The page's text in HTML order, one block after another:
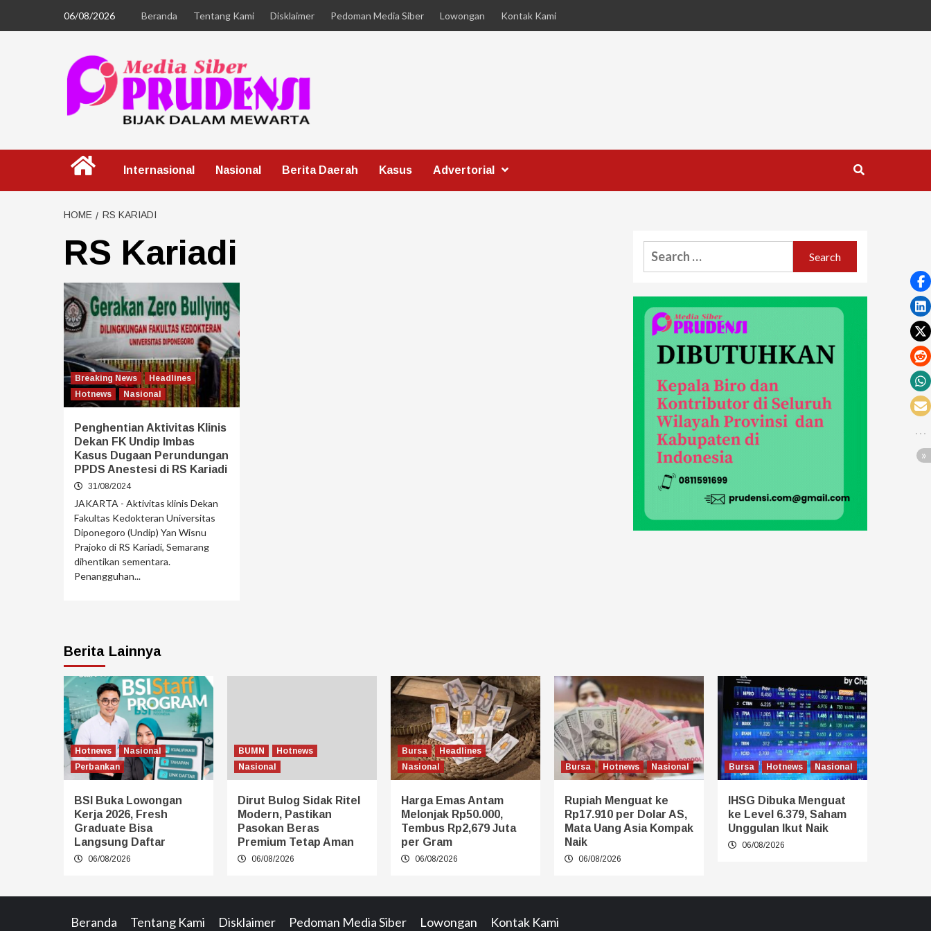
06/08/2026 Beranda Tentang Kami Disklaimer Pedoman Media Siber Lowongan Kontak Kami
Internasional Nasional Berita Daerah Kasus Advertorial
HOME RS KARIADI
RS Kariadi
Breaking News
Headlines
Hotnews
Nasional
Penghentian Aktivitas Klinis
Dekan FK Undip Imbas
Kasus Dugaan Perundungan
PPDS Anestesi di RS Kariadi
31/08/2024
JAKARTA - Aktivitas klinis Dekan
Fakultas Kedokteran Universitas
Diponegoro (Undip) Yan Wisnu
Prajoko di RS Kariadi, Semarang
dihentikan sementara.
Penangguhan...
Berita Lainnya
Hotnews
Nasional
Perbankan
BSI Buka Lowongan
Kerja 2026, Fresh
Graduate Bisa
Langsung Daftar
06/08/2026
BUMN
Hotnews
Nasional
Dirut Bulog Sidak Ritel
Modern, Pastikan
Pasokan Beras
Premium Tetap Aman
06/08/2026
Bursa
Headlines
Nasional
Harga Emas Antam
Melonjak Rp50.000,
Tembus Rp2,679 Juta
per Gram
06/08/2026
Bursa Hotnews Nasional
Rupiah Menguat ke
Rp17.910 per Dolar AS,
Mata Uang Asia Kompak
Naik
06/08/2026
Bursa Hotnews Nasional
IHSG Dibuka Menguat
ke Level 6.379, Saham
Unggulan Ikut Naik
06/08/2026
Beranda Tentang Kami Disklaimer Pedoman Media Siber Lowongan Kontak Kami